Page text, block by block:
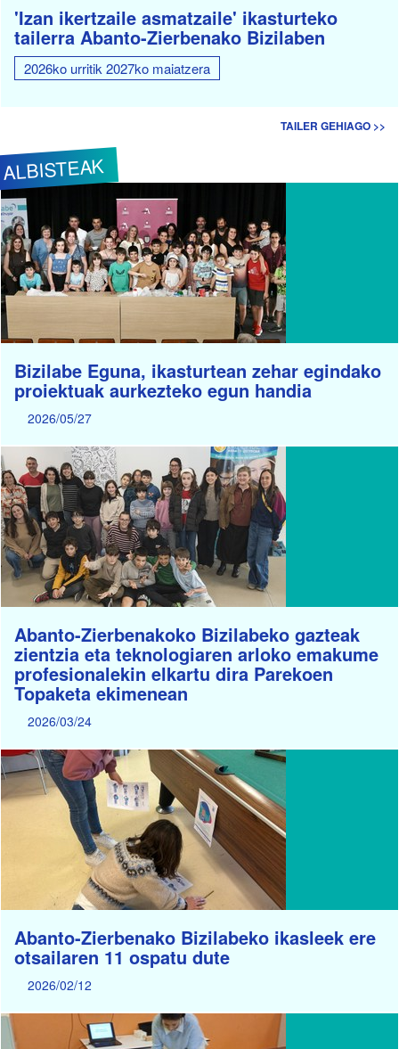
'Izan ikertzaile asmatzaile' ikasturteko
tailerra Abanto-Zierbenako Bizilaben
2026ko urritik 2027ko maiatzera
TAILER GEHIAGO >>
ALBISTEAK
Bizilabe Eguna, ikasturtean zehar egindako
proiektuak aurkezteko egun handia
2026/05/27
Abanto-Zierbenakoko Bizilabeko gazteak
zientzia eta teknologiaren arloko emakume
profesionalekin elkartu dira Parekoen
Topaketa ekimenean
2026/03/24
Abanto-Zierbenako Bizilabeko ikasleek ere
otsailaren 11 ospatu dute
2026/02/12